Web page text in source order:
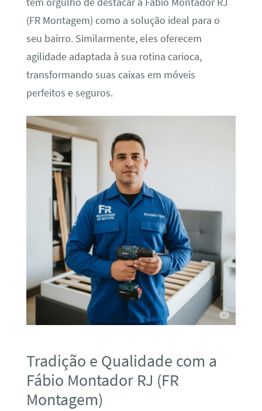
tem orgulho de destacar a Fábio Montador RJ
(FR Montagem) como a solução ideal para o
seu bairro. Similarmente, eles oferecem
agilidade adaptada à sua rotina carioca,
transformando suas caixas em móveis
perfeitos e seguros.
Tradição e Qualidade com a
Fábio Montador RJ (FR
Montagem)